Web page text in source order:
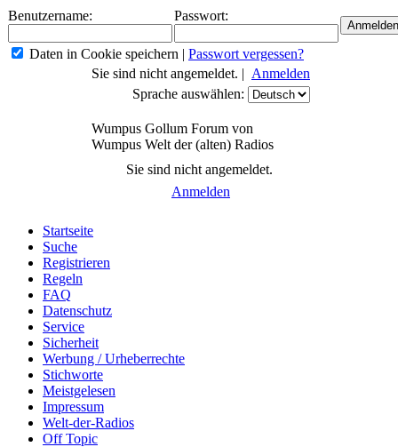
Benutzername: Passwort:
Daten in Cookie speichern | Passwort vergessen?
Sie sind nicht angemeldet. | Anmelden
Sprache auswählen:
Wumpus Gollum Forum von
Wumpus Welt der (alten) Radios
Sie sind nicht angemeldet.
Anmelden
Startseite
Suche
Registrieren
Regeln
FAQ
Datenschutz
Service
Sicherheit
Werbung / Urheberrechte
Stichworte
Meistgelesen
Impressum
Welt-der-Radios
Off Topic